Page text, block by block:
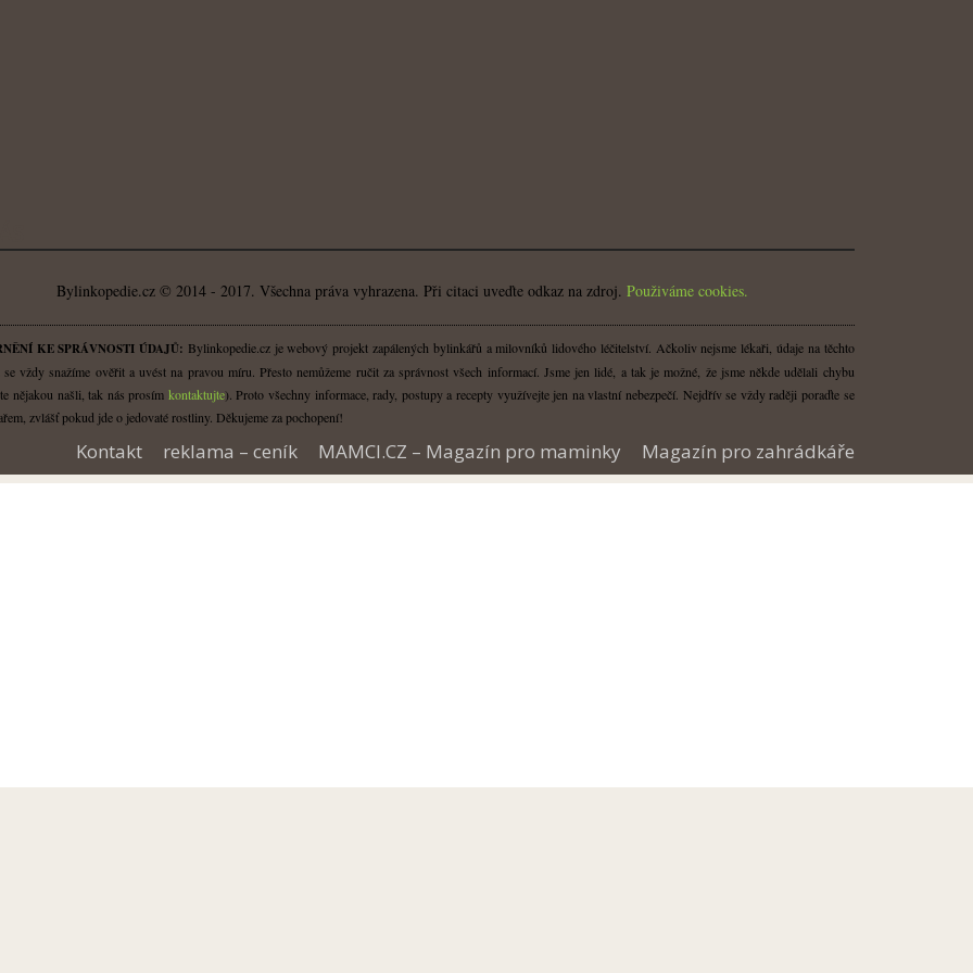
Bylinkopedie.cz © 2014 - 2017. Všechna práva vyhrazena. Při citaci uveďte odkaz na zdroj.Použiváme cookies.
KE SPRÁVNOSTI ÚDAJŮ: Bylinkopedie.cz je webový projekt zapálených bylinkářů a milovníků lidového léčitelství. Ačkoliv nejsme lékaři, údaje na těchto
se vždy snažíme ověřit a uvést na pravou míru. Přesto nemůžeme ručit za správnost všech informací. Jsme jen lidé, a tak je možné, že jsme někde udělali chybu
nějakou našli, tak nás prosím kontaktujte). Proto všechny informace, rady, postupy a recepty využívejte jen na vlastní nebezpečí. Nejdřív se vždy raději poraďte se
zvlášť pokud jde o jedovaté rostliny. Děkujeme za pochopení!
Kontakt reklama – ceník MAMCI.CZ – Magazín pro maminky Magazín pro zahrádkáře